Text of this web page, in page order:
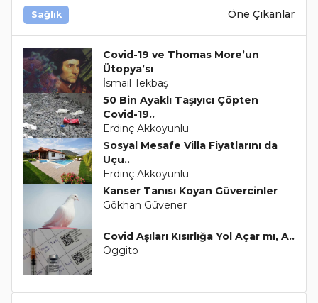
Sağlık Öne Çıkanlar
Covid-19 ve Thomas More’un
Ütopya’sı
İsmail Tekbaş
50 Bin Ayaklı Taşıyıcı Çöpten
Covid-19..
Erdinç Akkoyunlu
Sosyal Mesafe Villa Fiyatlarını da
Uçu..
Erdinç Akkoyunlu
Kanser Tanısı Koyan Güvercinler
Gökhan Güvener
Covid Aşıları Kısırlığa Yol Açar mı, A..
Oggito